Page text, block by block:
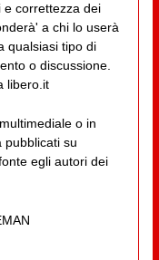
e correttezza dei
a chi lo userà
qualsiasi tipo di
o discussione.
libero.it
o in
pubblicati su
egli autori dei